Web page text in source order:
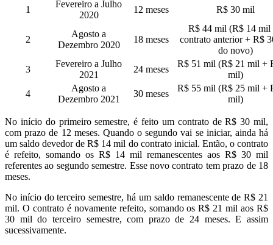
1
Fevereiro a Julho
2020
12 meses R$ 30 mil
2
Agosto a
Dezembro 2020
18 meses
R$ 44 mil (R$ 14 mil
contrato anterior + R$
do novo)
3
Fevereiro a Julho
2021
24 meses
R$ 51 mil (R$ 21 mil +
mil)
4
Agosto a
Dezembro 2021
30 meses
R$ 55 mil (R$ 25 mil +
mil)
No início do primeiro semestre, é feito um contrato de R$ 30 mil,
com prazo de 12 meses. Quando o segundo vai se iniciar, ainda há
um saldo devedor de R$ 14 mil do contrato inicial. Então, o contrato
é refeito, somando os R$ 14 mil remanescentes aos R$ 30 mil
referentes ao segundo semestre. Esse novo contrato tem prazo de 18
meses.
No início do terceiro semestre, há um saldo remanescente de R$ 21
mil. O contrato é novamente refeito, somando os R$ 21 mil aos R$
30 mil do terceiro semestre, com prazo de 24 meses. E assim
sucessivamente.